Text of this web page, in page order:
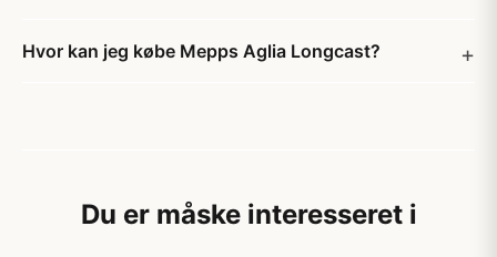
Hvor kan jeg købe Mepps Aglia Longcast?
Du er måske interesseret i